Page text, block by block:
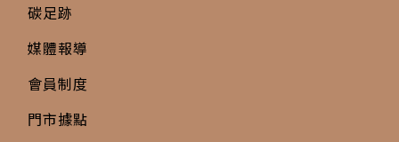
碳足跡
媒體報導
會員制度
門市據點